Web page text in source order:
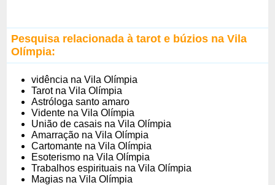
Pesquisa relacionada à tarot e búzios na Vila
Olímpia:
vidência na Vila Olímpia
Tarot na Vila Olímpia
Astróloga santo amaro
Vidente na Vila Olímpia
União de casais na Vila Olímpia
Amarração na Vila Olímpia
Cartomante na Vila Olímpia
Esoterismo na Vila Olímpia
Trabalhos espirituais na Vila Olímpia
Magias na Vila Olímpia